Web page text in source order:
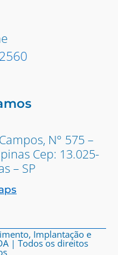
N° 575 –
Cep: 13.025-
– SP
Implantação e
| Todos os direitos